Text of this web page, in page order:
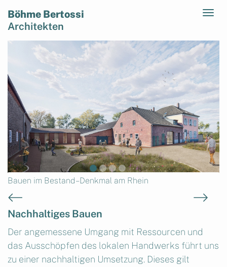
Böhme Bertossi
Architekten
Bauen im Bestand – Denkmal am Rhein
Nachhaltiges Bauen
Der angemessene Umgang mit Ressourcen und
das Ausschöpfen des lokalen Handwerks führt uns
zu einer nachhaltigen Umsetzung. Dieses gilt